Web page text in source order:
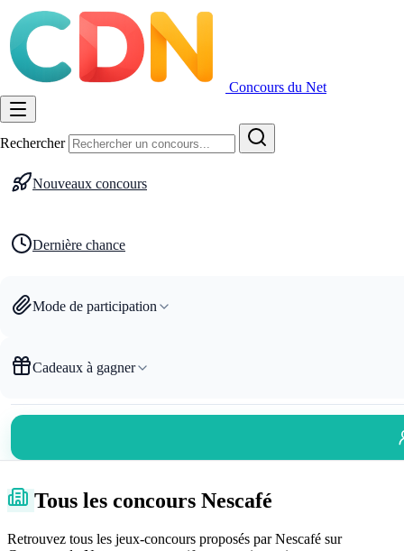
Concours du Net
Rechercher
Nouveaux concours
Dernière chance
Mode de participation
Cadeaux à gagner
Tous les concours Nescafé
Retrouvez tous les jeux-concours proposés par Nescafé sur